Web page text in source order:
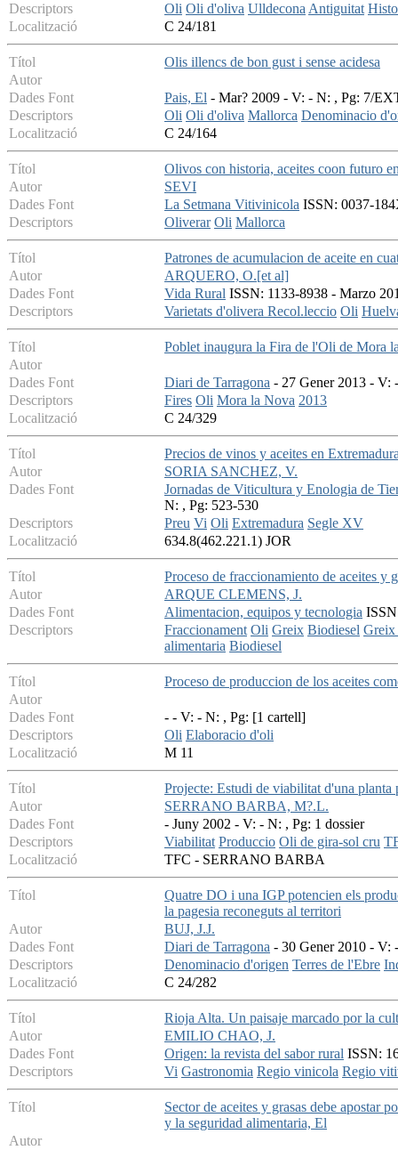
Descriptors
Oli Oli d'oliva UlldeconaAntiguitat
Localització
C 24/181
Títol
Olis illencs de bon gust i sense acidesa
Autor
Dades Font
Pais, El - Mar? 2009 - V: - N: , Pg: 7/
Descriptors
Oli Oli d'oliva Mallorca Denominacio
Localització
C 24/164
Títol
Olivos con historia, aceites coon futuro
Autor
SEVI
Dades Font
La Setmana Vitivinicola ISSN: 0037-
Descriptors
Oliverar Oli Mallorca
Títol
Patrones de acumulacion de aceite en
Autor
ARQUERO, O.[et al]
Dades Font
Vida Rural ISSN: 1133-8938 - Marzo
Descriptors
Varietats d'olivera Recol.leccio Oli
Títol
Poblet inaugura la Fira de l'Oli de Mora
Autor
Dades Font
Diari de Tarragona - 27 Gener 2013 - V:
Descriptors
Fires Oli Mora la Nova 2013
Localització
C 24/329
Títol
Precios de vinos y aceites en
Autor
SORIA SANCHEZ, V.
Dades Font
Jornadas de Viticultura y Enologia de
N: , Pg: 523-530
Descriptors
Preu Vi Oli Extremadura Segle XV
Localització
634.8(462.221.1) JOR
Títol
Proceso de fraccionamiento de aceites y
Autor
ARQUE CLEMENS, J.
Dades Font
Alimentacion, equipos y tecnologia
Descriptors
Fraccionament Oli Greix Biodiesel Greix
alimentaria Biodiesel
Títol
Proceso de produccion de los aceites
Autor
Dades Font
- - V: - N: , Pg: [1 cartell]
Descriptors
Oli Elaboracio d'oli
Localització
M 11
Títol
Projecte: Estudi de viabilitat d'una
Autor
SERRANO BARBA, M?.L.
Dades Font
- Juny 2002 - V: - N: , Pg: 1 dossier
Descriptors
Viabilitat Produccio Oli de gira-sol cru
Localització
TFC - SERRANO BARBA
Títol
Quatre DO i una IGP potencien els
la pagesia reconeguts al territori
Autor
BUJ, J.J.
Dades Font
Diari de Tarragona - 30 Gener 2010 - V:
Descriptors
Denominacio d'origen Terres de l'Ebre
Localització
C 24/282
Títol
Rioja Alta. Un paisaje marcado por la
Autor
EMILIO CHAO, J.
Dades Font
Origen: la revista del sabor rural ISSN:
Descriptors
Vi Gastronomia Regio vinicola Regio
Títol
Sector de aceites y grasas debe apostar
y la seguridad alimentaria, El
Autor